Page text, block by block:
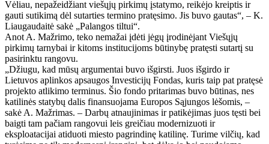
Vėliau, nepažeidžiant viešųjų pirkimų įstatymo, reikėjo kreiptis ir
gauti sutikimą dėl sutarties termino pratęsimo. Jis buvo gautas“, – K.
Liaugaudaitė sakė „Palangos tiltui“.
Anot A. Mažrimo, teko nemažai įdėti jėgų įrodinėjant Viešųjų
pirkimų tarnybai ir kitoms institucijoms būtinybę pratęsti sutartį su
pasirinktu rangovu.
„Džiugu, kad mūsų argumentai buvo išgirsti. Juos išgirdo ir
Lietuvos aplinkos apsaugos Investicijų Fondas, kuris taip pat pratęsė
projekto atlikimo terminus. Šio fondo pritarimas buvo būtinas, nes
katilinės statybų dalis finansuojama Europos Sąjungos lėšomis, –
sakė A. Mažrimas. – Darbų atnaujinimas ir patikėjimas juos tęsti bei
baigti tam pačiam rangovui leis greičiau modernizuoti ir
eksploatacijai atiduoti miesto pagrindinę katilinę. Turime vilčių, kad